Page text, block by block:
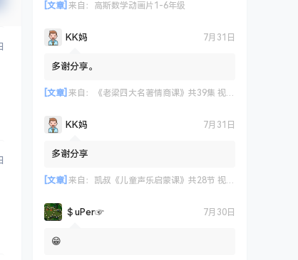
[文章] 来自： 高斯数学动画片1-6年级
KK妈 7月31日
多谢分享。
[文章] 来自： 《老梁四大名著情商课》共39集 视频课程
KK妈 7月31日
多谢分享
[文章] 来自： 凯叔《儿童声乐启蒙课》共28节 视频课程
＄uΡer☞ 7月30日
😁